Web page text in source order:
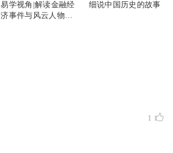
易学视角|解读金融经
济事件与风云人物故
细说中国历史的故事
1